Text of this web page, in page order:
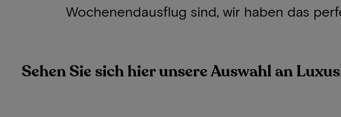
Wochenendausflug sind, wir haben das
Sehen Sie sich hier unsere Auswahl an